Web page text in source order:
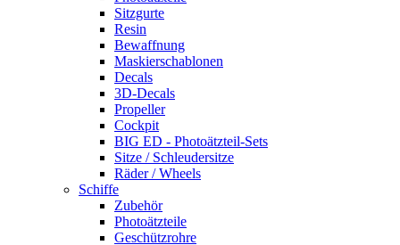
Sitzgurte
Resin
Bewaffnung
Maskierschablonen
Decals
3D-Decals
Propeller
Cockpit
BIG ED - Photoätzteil-Sets
Sitze / Schleudersitze
Räder / Wheels
Schiffe
Zubehör
Photoätzteile
Geschützrohre